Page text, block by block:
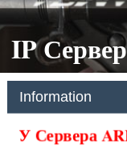
IP
Information
У Сервера